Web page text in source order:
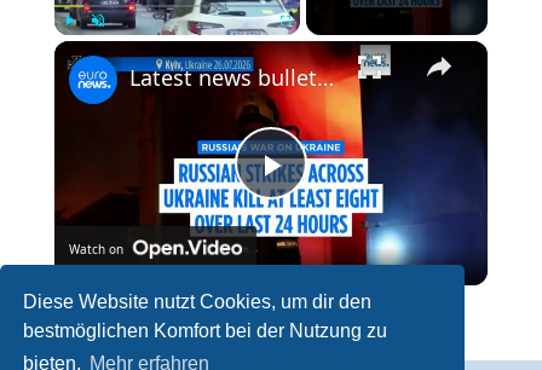
Diese Website nutzt Cookies, um dir den
bestmöglichen Komfort bei der Nutzung zu
bieten. Mehr erfahren
Fullscreen ×
P
l
a
Latest news bulletin | July 27th, 2026 – Morning
Watch on
Latest news bulletin | July 27th, 2026 – Morning